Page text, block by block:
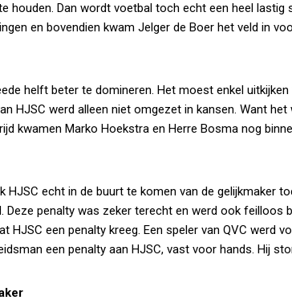
houden. Dan wordt voetbal toch echt een heel
en bovendien kwam Jelger de Boer het veld in
helft beter te domineren. Het moest enkel
HJSC werd alleen niet omgezet in kansen. Want
kwamen Marko Hoekstra en Herre Bosma nog
HJSC echt in de buurt te komen van de gelijkmaker
Deze penalty was zeker terecht en werd ook feilloos
HJSC een penalty kreeg. Een speler van QVC werd
een penalty aan HJSC, vast voor hands. Hij